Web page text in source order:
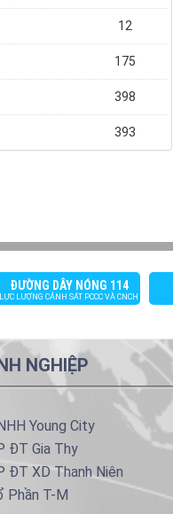
12
175
398
393
ĐƯỜNG DÂY NÓNG 114
LỰC LƯỢNG CẢNH SÁT PCCC VÀ CNCH
NGHIỆP
Young City
ĐT Gia Thy
ĐT XD Thanh Niên
Phần T-M